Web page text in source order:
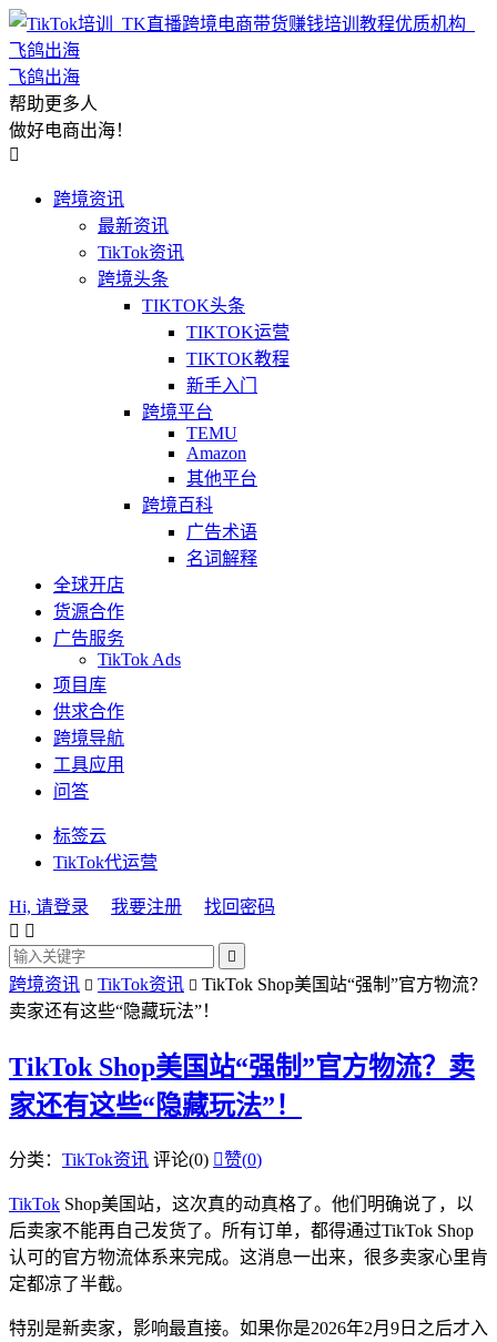
飞鸽出海
帮助更多人
做好电商出海！

跨境资讯
最新资讯
TikTok资讯
跨境头条
TIKTOK头条
TIKTOK运营
TIKTOK教程
新手入门
跨境平台
TEMU
Amazon
其他平台
跨境百科
广告术语
名词解释
全球开店
货源合作
广告服务
TikTok Ads
项目库
供求合作
跨境导航
工具应用
问答
标签云
TikTok代运营
Hi, 请登录 我要注册
找回密码
 

跨境资讯  TikTok资讯  TikTok Shop美国站“强制”官方物流？
卖家还有这些“隐藏玩法”！
TikTok Shop美国站“强制”官方物流？卖
家还有这些“隐藏玩法”！
分类： TikTok资讯 评论(0) 赞(0)
TikTok Shop美国站，这次真的动真格了。他们明确说了，以
后卖家不能再自己发货了。所有订单，都得通过TikTok Shop
认可的官方物流体系来完成。这消息一出来，很多卖家心里肯
定都凉了半截。
特别是新卖家，影响最直接。如果你是2026年2月9日之后才入